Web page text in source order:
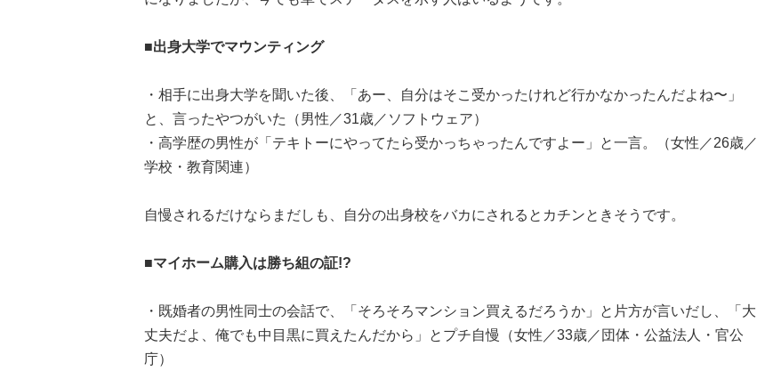
■出身大学でマウンティング
・相手に出身大学を聞いた後、「あー、自分はそこ受かったけれど行かなかったんだよね〜」
と、言ったやつがいた（男性／31歳／ソフトウェア）
・高学歴の男性が「テキトーにやってたら受かっちゃったんですよー」と一言。（女性／26歳／
学校・教育関連）
自慢されるだけならまだしも、自分の出身校をバカにされるとカチンときそうです。
■マイホーム購入は勝ち組の証!?
・既婚者の男性同士の会話で、「そろそろマンション買えるだろうか」と片方が言いだし、「大
丈夫だよ、俺でも中目黒に買えたんだから」とプチ自慢（女性／33歳／団体・公益法人・官公
庁）